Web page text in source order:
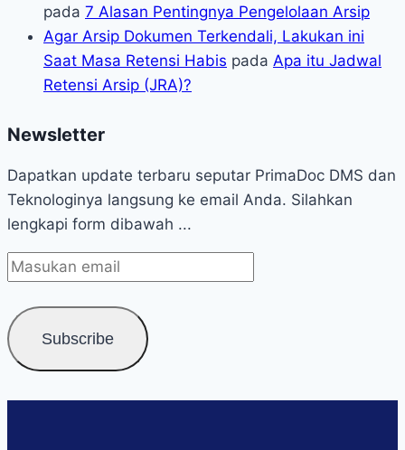
pada 7 Alasan Pentingnya Pengelolaan Arsip
Agar Arsip Dokumen Terkendali, Lakukan ini
Saat Masa Retensi Habis pada Apa itu Jadwal
Retensi Arsip (JRA)?
Newsletter
Dapatkan update terbaru seputar PrimaDoc DMS dan
Teknologinya langsung ke email Anda. Silahkan
lengkapi form dibawah ...